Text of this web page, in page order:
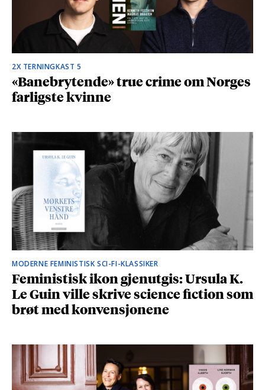
2X TERNINGKAST 5
«Banebrytende» true crime om Norges
farligste kvinne
MODERNE FEMINISTISK SCI-FI-KLASSIKER
Feministisk ikon gjenutgis: Ursula K.
Le Guin ville skrive science fiction som
brøt med konvensjonene